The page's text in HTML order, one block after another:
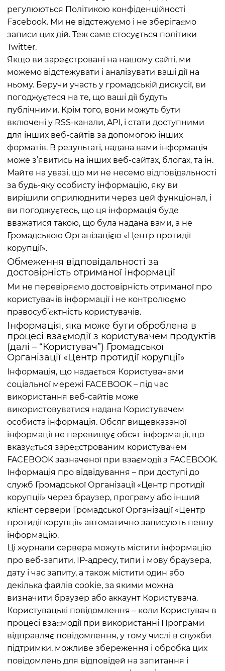
регулюються Політикою конфіденційності
Facebook. Ми не відстежуємо і не зберігаємо
записи цих дій. Теж саме стосується політики
Twitter.
Якщо ви зареєстровані на нашому сайті, ми
можемо відстежувати і аналізувати ваші дії на
ньому. Беручи участь у громадській дискусії, ви
погоджуєтеся на те, що ваші дії будуть
публічними. Крім того, вони можуть бути
включені у RSS-канали, API, і стати доступними
для інших веб-сайтів за допомогою інших
форматів. В результаті, надана вами інформація
може з’явитись на інших веб-сайтах, блогах, та ін.
Майте на увазі, що ми не несемо відповідальності
за будь-яку особисту інформацію, яку ви
вирішили оприлюднити через цей функціонал, і
ви погоджуєтесь, що ця інформація буде
вважатися такою, що була надана вами, а не
Громадською Організацією «Центр протидії
корупції».
Обмеження відповідальності за
достовірність отриманої інформації
Ми не перевіряємо достовірність отриманої про
користувачів інформації і не контролюємо
правосуб’єктність користувачів.
Інформація, яка може бути оброблена в
процесі взаємодії з користувачем продуктів
(далі – “Користувач”) Громадської
Організації «Центр протидії корупції»
Інформація, що надається Користувачами
соціальної мережі FACEBOOK – під час
використання веб-сайтів може
використовуватися надана Користувачем
особиста інформація. Обсяг вищевказаної
інформації не перевищує обсяг інформації, що
вказується зареєстрованим користувачем
FACEBOOK зазначеної при взаємодії з FACEBOOK.
Інформація про відвідування – при доступі до
служб Громадської Організації «Центр протидії
корупції» через браузер, програму або інший
клієнт сервери Громадської Організації «Центр
протидії корупції» автоматично записують певну
інформацію.
Ці журнали сервера можуть містити інформацію
про веб-запити, IP-адресу, типи і мову браузера,
дату і час запиту, а також містити один або
декілька файлів cookie, за якими можна
визначити браузер або аккаунт Користувача.
Користувацькі повідомлення – коли Користувач в
процесі взаємодії при використанні Програми
відправляє повідомлення, у тому числі в служби
підтримки, можливе збереження і обробка цих
повідомлень для відповідей на запитання і